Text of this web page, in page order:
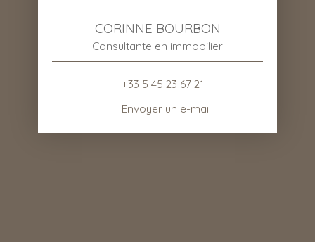
CORINNE BOURBON
Consultante en immobilier
+33 5 45 23 67 21
Envoyer un e-mail